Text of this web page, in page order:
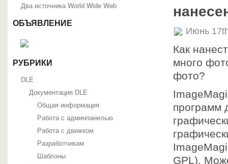
Два источника World Wide Web
ОБЪЯВЛЕНИЕ
РУБРИКИ
DLE
Документация DLE
Общая информация
Работа с админпанелью
Работа с движком
Разработчикам
Шаблоны
Июнь
Как
много
фото?
программ
GPL).